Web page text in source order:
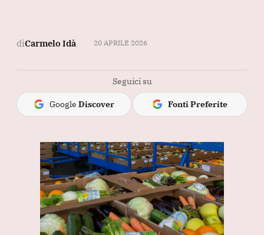
diCarmelo Idà 20 APRILE 2026
Seguici su
Google Discover Fonti Preferite